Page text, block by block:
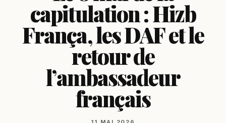
capitulation : Hizb
França, les DAF et le
retour de
l’ambassadeur
français